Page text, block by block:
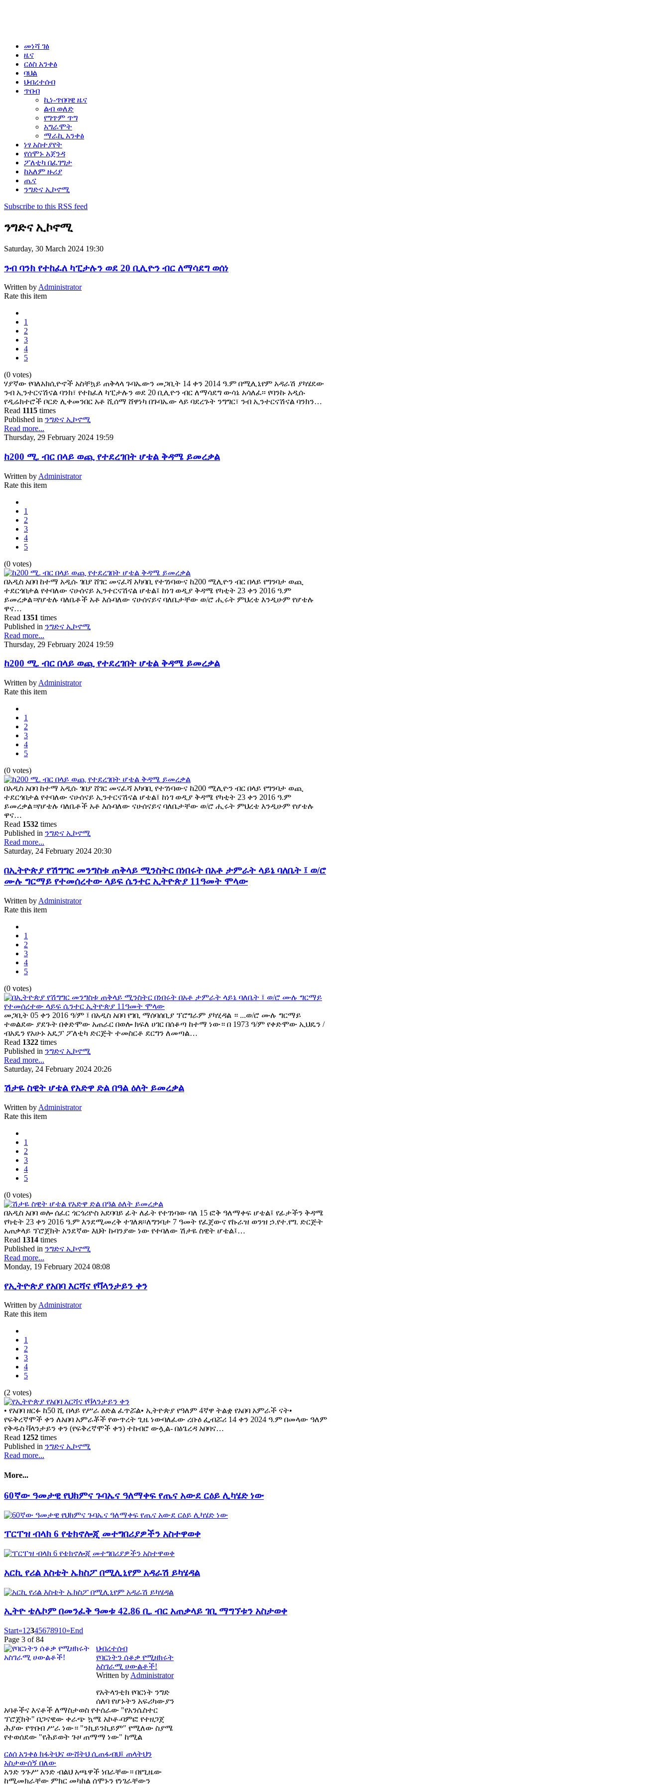
መነሻ ገፅ
ዜና
ርዕስ አንቀፅ
ባህል
ህብረተሰብ
ጥበብ
ኪነ-ጥበባዊ ዜና
ልብ ወለድ
የግጥም ጥግ
አግራሞት
ማራኪ አንቀፅ
ነፃ አስተያየት
የሰሞኑ አጀንዳ
ፖለቲካ በፈገግታ
ከአለም ዙሪያ
ጤና
ንግድና ኢኮኖሚ
Subscribe to this RSS feed
ንግድና ኢኮኖሚ
Saturday, 30 March 2024 19:30
ንብ ባንክ የተከፈለ ካፒታሉን ወደ 20 ቢሊዮን ብር ለማሳደግ ወሰነ
Written by Administrator
Rate this item
1
2
3
4
5
(0 votes)
ሃያኛው የባለአክሲዮኖች አስቸኳይ ጠቅላላ ጉባኤውን መጋቢት 14 ቀን 2014 ዓ.ም በሚሊኒየም አዳራሽ ያካሄደው
ንብ ኢንተርናሽናል ባንክ፣ የተከፈለ ካፒታሉን ወደ 20 ቢሊዮን ብር ለማሳደግ ውሳኔ አሳለፈ፡፡ የባንኩ አዲሱ
የዲሬክተሮች ቦርድ ሊቀመንበር አቶ ሺሰማ ሸዋነካ በጉባኤው ላይ ባደረጉት ንግግር፣ ንብ ኢንተርናሽናል ባንክን…
Read 1115 times
Published in ንግድና ኢኮኖሚ
Read more...
Thursday, 29 February 2024 19:59
ከ200 ሚ. ብር በላይ ወጪ የተደረገበት ሆቴል ቅዳሜ ይመረቃል
Written by Administrator
Rate this item
1
2
3
4
5
(0 votes)
በአዲስ አበባ ከተማ አዲሱ ገበያ ሸገር መናፈሻ አካባቢ የተገነባውና ከ200 ሚሊዮን ብር በላይ የግንባታ ወጪ
ተደርጎበታል የተባለው ናሁሰናይ ኢንተርናሽናል ሆቴል፤ ከነገ ወዲያ ቅዳሜ የካቲት 23 ቀን 2016 ዓ.ም
ይመረቃል።የሆቴሉ ባለቤቶች አቶ እሱባለው ናሁሰናይና ባለቤታቸው ወ/ሮ ሒሩት ምህረቴ እንዲሁም የሆቴሉ
ዋና…
Read 1351 times
Published in ንግድና ኢኮኖሚ
Read more...
Thursday, 29 February 2024 19:59
ከ200 ሚ. ብር በላይ ወጪ የተደረገበት ሆቴል ቅዳሜ ይመረቃል
Written by Administrator
Rate this item
1
2
3
4
5
(0 votes)
በአዲስ አበባ ከተማ አዲሱ ገበያ ሸገር መናፈሻ አካባቢ የተገነባውና ከ200 ሚሊዮን ብር በላይ የግንባታ ወጪ
ተደርጎበታል የተባለው ናሁሰናይ ኢንተርናሽናል ሆቴል፤ ከነገ ወዲያ ቅዳሜ የካቲት 23 ቀን 2016 ዓ.ም
ይመረቃል።የሆቴሉ ባለቤቶች አቶ እሱባለው ናሁሰናይና ባለቤታቸው ወ/ሮ ሒሩት ምህረቴ እንዲሁም የሆቴሉ
ዋና…
Read 1532 times
Published in ንግድና ኢኮኖሚ
Read more...
Saturday, 24 February 2024 20:30
በኢትዮጵያ የሽግግር መንግስቱ ጠቅላይ ሚንስትር በነበሩት በአቶ ታምራት ላይኔ ባለቤት ፤ ወ/ሮ
ሙሉ ግርማይ የተመሰረተው ላይፍ ሴንተር ኢትዮጵያ 11ዓመት ሞላው
Written by Administrator
Rate this item
1
2
3
4
5
(0 votes)
መጋቢት 05 ቀን 2016 ዓ/ም ፤ በአዲስ አበባ የገቢ ማሰባሰቢያ ፕሮግራም ያካሂዳል ። ...ወ/ሮ ሙሉ ግርማይ
ተወልደው ያደጉት በቀድሞው አጠራር በወሎ ክፍለ ሀገር በሰቆጣ ከተማ ነው። በ 1973 ዓ/ም የቀድሞው ኢህዴን /
ብአዴን የአሁኑ አዴፓ ፖለቲካ ድርጅት ተመስርቶ ደርግን ለመጣል…
Read 1322 times
Published in ንግድና ኢኮኖሚ
Read more...
Saturday, 24 February 2024 20:26
ሽታዬ ስዊት ሆቴል የአድዋ ድል በዓል ዕለት ይመረቃል
Written by Administrator
Rate this item
1
2
3
4
5
(0 votes)
በአዲስ አበባ ወሎ ሰፈር ጎርጎሪዮስ አደባባይ ፊት ለፊት የተገነባው ባለ 15 ፎቅ ዓለማቀፍ ሆቴል፤ የፊታችን ቅዳሜ
የካቲት 23 ቀን 2016 ዓ.ም እንደሚመረቅ ተገለጸ፡፡ለግንባታ 7 ዓመት የፈጀውና የኩራዝ ወንዝ ኃ.የተ.የግ. ድርጅት
አጠቃላይ ፕሮጀክት አንደኛው እህት ኩባንያው ነው የተባለው ሽታዬ ስዊት ሆቴል፤…
Read 1314 times
Published in ንግድና ኢኮኖሚ
Read more...
Monday, 19 February 2024 08:08
የኢትዮጵያ የአበባ እርሻና የቫላንታይን ቀን
Written byAdministrator
Rate this item
1
2
3
4
5
(2 votes)
• የአበባ ዘርፉ ከ50 ሺ በላይ የሥራ ዕድል ፈጥሯል• ኢትዮጵያ የዓለም 4ኛዋ ትልቋ የአበባ አምራች ናት•
የፍቅረኛሞች ቀን ለአበባ አምራቾች የውጥረት ጊዜ ነውባለፈው ረቡዕ ፌብሯሪ 14 ቀን 2024 ዓ.ም በመላው ዓለም
የቅዱስ ቫላንታይን ቀን (የፍቅረኛሞች ቀን) ተከብሮ ውሏል- በፅጌረዳ አበባና…
Read 1252 times
Published in ንግድና ኢኮኖሚ
Read more...
More...
60ኛው ዓመታዊ የህክምና ጉባኤና ዓለማቀፍ የጤና አውደ ርዕይ ሊካሄድ ነው
ፐርፐዝ ብላክ 6 የቴክኖሎጂ መተግበሪያዎችን አስተዋወቀ
አርኪ የሪል እስቴት ኤክስፖ በሚሊኒየም አዳራሽ ይካሄዳል
ኢትዮ ቴሌኮም በመንፈቅ ዓመቱ 42.86 ቢ. ብር አጠቃላይ ገቢ ማግኘቱን አስታወቀ
Start«1 2345678910»End
Page 3 of 84
ህብረተሰብ
የባርነትን ሰቆቃ የሚዘክሩት
አስገራሚ ሀውልቶች!
Written by Administrator
የአትላንቲክ የባርነት ንግድ
ሰለባ የሆኑትን አፍሪካውያን
አባቶችና እናቶች ለማስታወስ የተሰራው "የአንሴስተር
ፕሮጀክት" በጋናዊው ቀራጭ ኳሜ አኮቶ-ባምፎ የተዘጋጀ
ሕያው የጥበብ ሥራ ነው። "ንኪይንኪይም" የሚለው ስያሜ
የተወሰደው "የሕይወት ጉዞ ጠማማ ነው" ከሚል
ርዕሰ አንቀፅ ክፋትህና ውሸትህ ሲጠፋብህ፤ ጠላትህን
አስታውሰኝ በለው
አንድ ንጉሥ አንድ ብልህ አጫዋች ነበራቸው። በየጊዜው
ከሚመክራቸው ምክር መካከል ሰሞኑን የነገራቸውን